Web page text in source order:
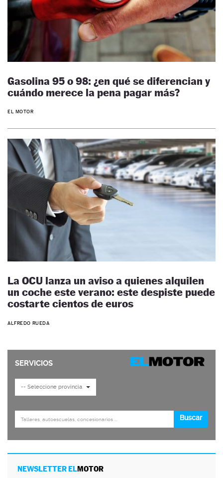
Gasolina 95 o 98: ¿en qué se diferencian y
cuándo merece la pena pagar más?
EL MOTOR
La OCU lanza un aviso a quienes alquilen
un coche este verano: este despiste puede
costarte cientos de euros
ALFREDO RUEDA
NEWSLETTER ELMOTOR